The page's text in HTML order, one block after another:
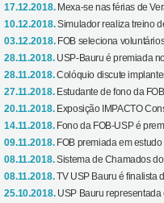
17.12.2018. Mexa-se nas férias de
10.12.2018.Simulador realiza treino
03.12.2018. FOB seleciona
28.11.2018. USP-Bauru é premiada
28.11.2018.Colóquio discute
27.11.2018. Estudante de fono da
20.11.2018. Exposição IMPACTO
14.11.2018. Fono da FOB-USP é
09.11.2018. FOB premiada em estudo
08.11.2018.Sistema de Chamados
08.11.2018.TV USP Bauru é finalista
25.10.2018. USP Bauru representada